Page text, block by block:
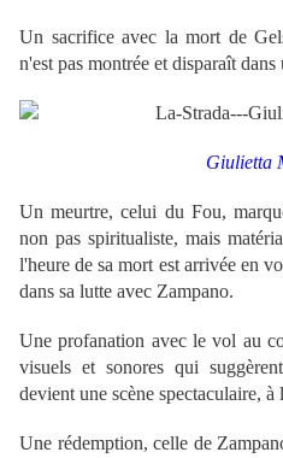
Un sacrifice avec la mort de
n'est pas montrée et disparaît
Giulietta
Un meurtre, celui du Fou,
non pas spiritualiste, mais
l'heure de sa mort est arrivée en
dans sa lutte avec Zampano.
Une profanation avec le vol au
visuels et sonores qui
devient une scène spectaculaire,
Une rédemption, celle de